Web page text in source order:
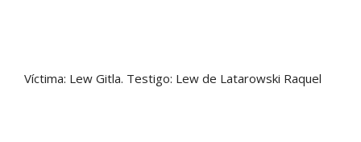
Víctima: Lew Gitla. Testigo: Lew de Latarowski Raquel